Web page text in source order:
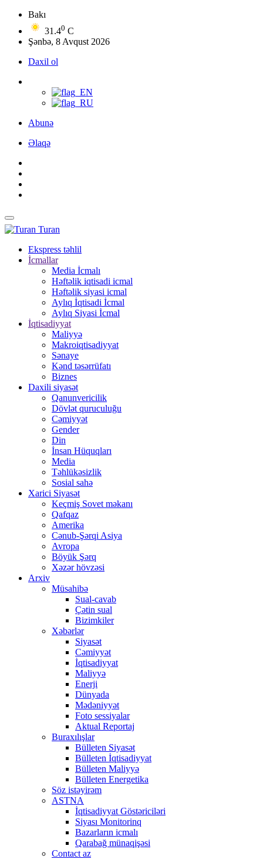
Bakı
31.40 C
Şənbə, 8 Avqust 2026
Daxil ol
Abunə
Əlaqə
Turan
Ekspress təhlil
İcmallar
Media İcmalı
Həftəlik iqtisadi icmal
Həftəlik siyasi icmal
Aylıq İqtisadi İcmal
Aylıq Siyasi İcmal
İqtisadiyyat
Maliyyə
Makroiqtisadiyyat
Sənaye
Kənd təsərrüfatı
Biznes
Daxili siyasət
Qanunvericilik
Dövlət quruculuğu
Cəmiyyət
Gender
Din
İnsan Hüquqları
Media
Təhlükəsizlik
Sosial sahə
Xarici Siyasət
Keçmiş Sovet məkanı
Qafqaz
Amerika
Cənub-Şərqi Asiya
Avropa
Böyük Şərq
Xəzər hövzəsi
Arxiv
Müsahibə
Sual-cavab
Çətin sual
Bizimkiler
Xəbərlər
Siyasət
Cəmiyyət
İqtisadiyyat
Maliyyə
Enerji
Dünyada
Mədəniyyət
Foto sessiyalar
Aktual Reportaj
Buraxılışlar
Bülleten Siyasət
Bülleten İqtisadiyyat
Bülleten Maliyyə
Bülleten Energetika
Söz istəyirəm
ASTNA
İqtisadiyyat Göstəriciləri
Siyası Monitorinq
Bazarların icmalı
Qarabağ münaqişəsi
Contact az